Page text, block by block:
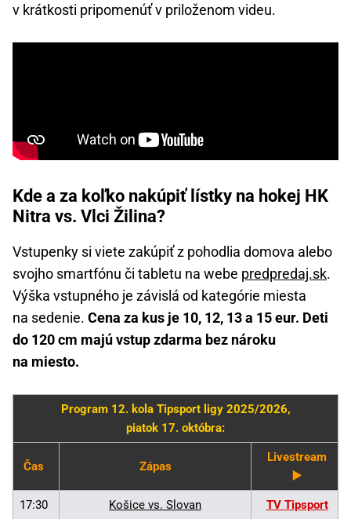
v krátkosti pripomenúť v priloženom videu.
Kde a za koľko nakúpiť lístky na hokej HK
Nitra vs. Vlci Žilina?
Vstupenky si viete zakúpiť z pohodlia domova alebo
svojho smartfónu či tabletu na webe predpredaj.sk.
Výška vstupného je závislá od kategórie miesta
na sedenie. Cena za kus je 10, 12, 13 a 15 eur. Deti
do 120 cm majú vstup zdarma bez nároku
na miesto.
Program 12. kola Tipsport ligy 2025/2026,
piatok 17. októbra:
Čas Zápas
Livestream
▶️
17:30 Košice vs. Slovan TV Tipsport